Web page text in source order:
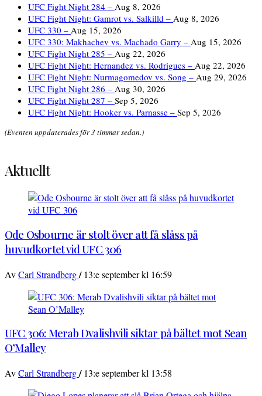
UFC Fight Night 284 – Aug 8, 2026
UFC Fight Night: Gamrot vs. Salkilld – Aug 8, 2026
UFC 330 – Aug 15, 2026
UFC 330: Makhachev vs. Machado Garry – Aug 15, 2026
UFC Fight Night 285 – Aug 22, 2026
UFC Fight Night: Hernandez vs. Rodrigues – Aug 22, 2026
UFC Fight Night: Nurmagomedov vs. Song – Aug 29, 2026
UFC Fight Night 286 – Aug 30, 2026
UFC Fight Night 287 – Sep 5, 2026
UFC Fight Night: Hooker vs. Parnasse – Sep 5, 2026
(Eventen uppdaterades för 3 timmar sedan.)
Aktuellt
Ode Osbourne är stolt över att få slåss på
huvudkortet vid UFC 306
AvCarl Strandberg/ 13:e september kl 16:59
UFC 306: Merab Dvalishvili siktar på bältet mot Sean
O’Malley
AvCarl Strandberg/ 13:e september kl 13:58